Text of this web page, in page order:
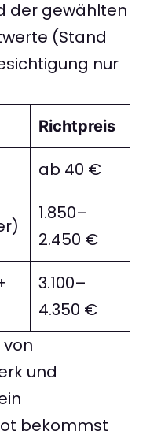
der gewählten
(Stand
nur
Richtpreis
ab 40 €
1.850–
2.450 €
3.100–
4.350 €
und
bekommst